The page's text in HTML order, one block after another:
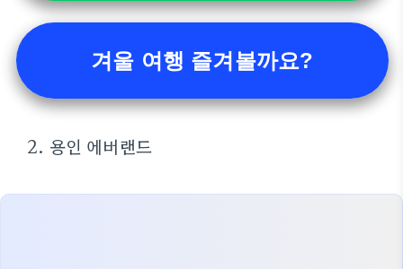
겨울 여행 즐겨볼까요?
2. 용인 에버랜드